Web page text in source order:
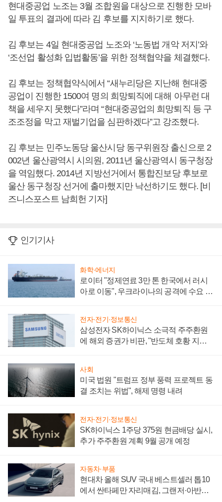
현대중공업 노조는 3월 조합원을 대상으로 진행한 모바
일 투표의 결과에 따라 김 후보를 지지하기로 했다.
김 후보는 4일 현대중공업 노조와 ‘노동법 개악 저지’와
‘조선업 활성화 입법활동’을 위한 정책협약을 체결했다.
김 후보는 정책협약식에서 “새누리당은 지난해 현대중
공업이 진행한 1500여 명의 희망퇴직에 대해 아무런 대
책을 세우지 못했다”라며 “현대중공업의 희망퇴직 등 구
조조정을 막고 재벌기업을 심판하겠다”고 강조했다.
김 후보는 민주노동당 울산시당 동구위원장 출신으로 2
002년 울산광역시 시의원, 2011년 울산광역시 동구청장
을 역임했다. 2014년 지방선거에서 통합진보당 후보로
울산 동구청장 선거에 출마했지만 낙선하기도 했다. [비
즈니스포스트 남희헌 기자]
인기기사
화학·에너지
로이터 "정제연료 3만 톤 한국에서 러시
아로 이동", 우크라이나의 공격에 수요 늘
전자·전기·정보통신
삼성전자 SK하이닉스 소극적 주주환원
에 해외 증권가 비판, "반도체 호황 지속
사회
미국 법원 "트럼프 정부 풍력 프로젝트 동
결 조치는 위법", 해제 명령 내려
전자·전기·정보통신
SK하이닉스 1주당 375원 현금배당 실시,
추가 주주환원 계획 9월 공개 예정
자동차·부품
현대차 올해 SUV 국내 베스트셀러 톱10
에서 싼타페만 자리매김, 그랜저·아반떼